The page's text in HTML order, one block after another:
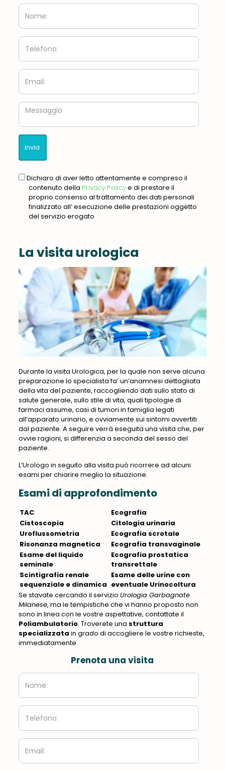
Nome:
Telefono:
Email:
Messaggio
gdpr
Dichiaro di aver letto attentamente e compreso il
contenuto della Privacy Policye di prestare il
proprio consenso al trattamento dei dati personali
finalizzato all’ esecuzione delle prestazioni oggetto
del servizio erogato
La visita urologica
Durante la visita Urologica, per la quale non serve alcuna
preparazione lo specialista fa’ un’anamnesi dettagliata
della vita del paziente, raccogliendo dati sullo stato di
salute generale, sullo stile di vita, quali tipologie di
farmaci assume, casi di tumori in famiglia legati
all’apparato urinario, e ovviamente sui sintomi avvertiti
dal paziente. A seguire verrà eseguita una visita che, per
ovvie ragioni, si differenzia a seconda del sesso del
paziente.
L’Urologo in seguito alla visita può ricorrere ad alcuni
esami per chiarire meglio la situazione.
Esami di approfondimento
TAC
Ecografia
Cistoscopia
Citologia urinaria
Uroflussometria
Ecografia scrotale
Risonanza magnetica
Ecografia transvaginale
Esame del liquido
seminale
Ecografia prostatica
transrettale
Scintigrafia renale
sequenziale e dinamica
Esame delle urine con
eventuale Urinocoltura
Se stavate cercando il servizio Urologia Garbagnate
Milanese, ma le tempistiche che vi hanno proposto non
sono in linea con le vostre aspettative, contattate il
Poliambulatorio. Troverete una struttura
specializzata in grado di accogliere le vostre richieste,
immediatamente.
Prenota una visita
Nome:
Telefono:
Email: